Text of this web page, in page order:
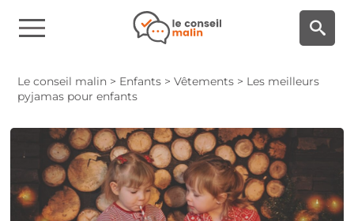
Le conseil malin > Enfants >Vêtements > Les meilleurs
pyjamas pour enfants